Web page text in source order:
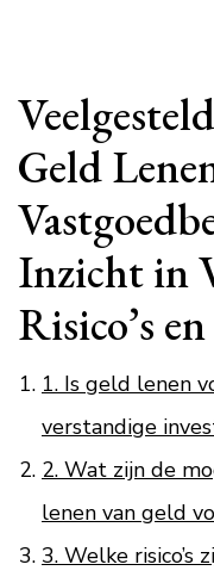
Geld
Inzicht in
Risico’s
1. Is geld lenen
verstandige
2. Wat zijn de
lenen van geld
3. Welke risico’s